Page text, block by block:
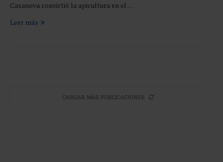
Casanova convirtió la apicultura en el …
Leer más
CARGAR MÁS PUBLICACIONES